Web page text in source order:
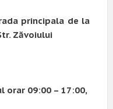
principala de la
Zăvoiului
orar 09:00 – 17:00,